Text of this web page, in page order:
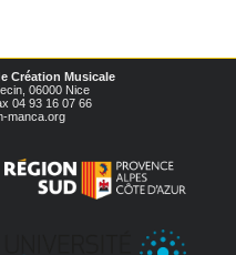
Création Musicale
06000 Nice
04 93 16 07 66
manca.org